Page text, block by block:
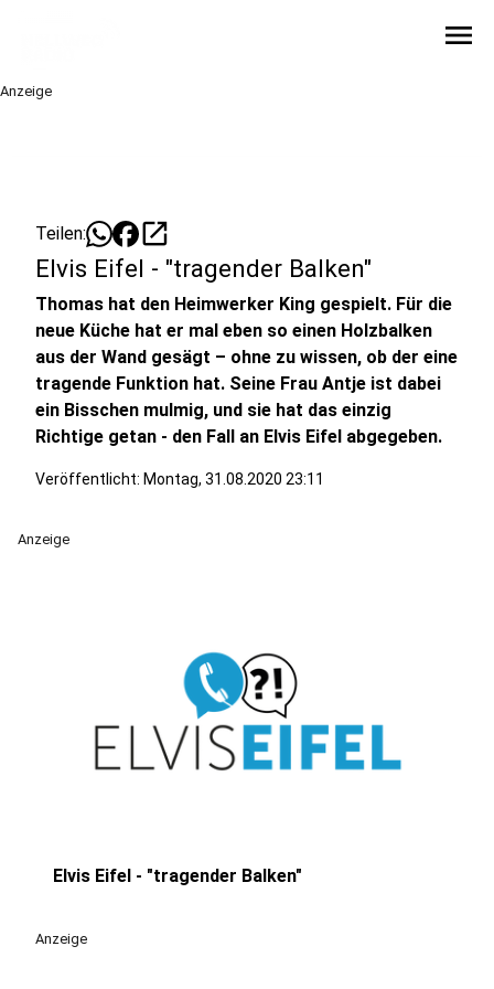
menu
Anzeige
Teilen: open_in_new
Elvis Eifel - "tragender Balken"
Thomas hat den Heimwerker King gespielt. Für die
neue Küche hat er mal eben so einen Holzbalken
aus der Wand gesägt – ohne zu wissen, ob der eine
tragende Funktion hat. Seine Frau Antje ist dabei
ein Bisschen mulmig, und sie hat das einzig
Richtige getan - den Fall an Elvis Eifel abgegeben.
Veröffentlicht: Montag, 31.08.2020 23:11
Anzeige
Elvis Eifel - "tragender Balken"
Anzeige